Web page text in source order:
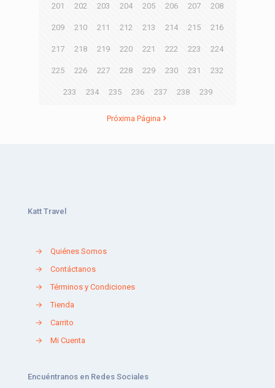
201 202 203 204 205 206 207 208
209 210 211 212 213 214 215 216
217 218 219 220 221 222 223 224
225 226 227 228 229 230 231 232
233 234 235 236 237 238 239
Próxima Página
Katt Travel
→
Quiénes Somos
→
Contáctanos
→
Términos y Condiciones
→
Tienda
→
Carrito
→
Mi Cuenta
Encuéntranos en Redes Sociales